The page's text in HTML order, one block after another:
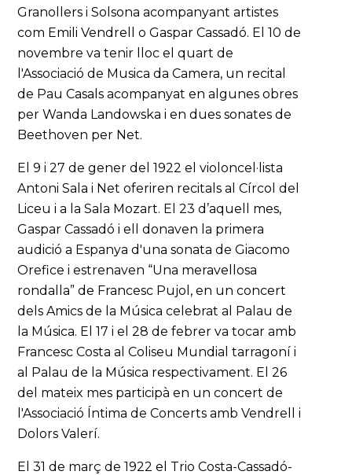
Granollers i Solsona acompanyant artistes
com Emili Vendrell o Gaspar Cassadó. El 10 de
novembre va tenir lloc el quart de
l'Associació de Musica da Camera, un recital
de Pau Casals acompanyat en algunes obres
per Wanda Landowska i en dues sonates de
Beethoven per Net.
El 9 i 27 de gener del 1922 el violoncel·lista
Antoni Sala i Net oferiren recitals al Círcol del
Liceu i a la Sala Mozart. El 23 d’aquell mes,
Gaspar Cassadó i ell donaven la primera
audició a Espanya d'una sonata de Giacomo
Orefice i estrenaven “Una meravellosa
rondalla” de Francesc Pujol, en un concert
dels Amics de la Música celebrat al Palau de
la Música. El 17 i el 28 de febrer va tocar amb
Francesc Costa al Coliseu Mundial tarragoní i
al Palau de la Música respectivament. El 26
del mateix mes participà en un concert de
l'Associació Íntima de Concerts amb Vendrell i
Dolors Valerí.
El 31 de març de 1922 el Trio Costa-Cassadó-